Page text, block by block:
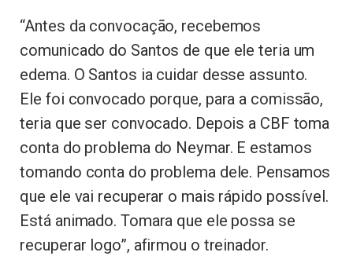
“Antes da convocação, recebemos
comunicado do Santos de que ele teria um
edema. O Santos ia cuidar desse assunto.
Ele foi convocado porque, para a comissão,
teria que ser convocado. Depois a CBF toma
conta do problema do Neymar. E estamos
tomando conta do problema dele. Pensamos
que ele vai recuperar o mais rápido possível.
Está animado. Tomara que ele possa se
recuperar logo”, afirmou o treinador.